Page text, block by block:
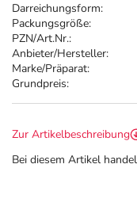
Darreichungsform:
Packungsgröße:
PZN/Art.Nr.:
Anbieter/Hersteller:
Marke/Präparat:
Grundpreis:
Zur Artikelbeschreibung
Bei diesem Artikel